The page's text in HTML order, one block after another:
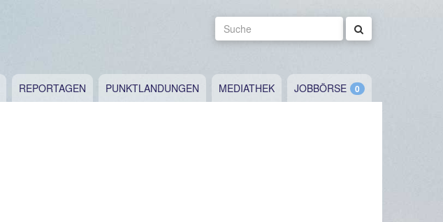
Suche
REPORTAGEN PUNKTLANDUNGEN MEDIATHEK JOBBÖRSE